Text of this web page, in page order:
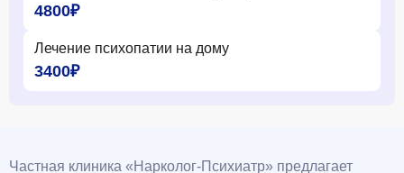
4800₽
Лечение психопатии на дому
3400₽
Частная клиника «Нарколог-Психиатр» предлагает